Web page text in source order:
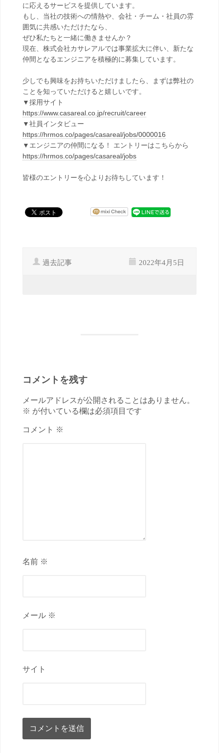
に応えるサービスを提供しています。
もし、当社の技術への情熱や、会社・チーム・社員の雰
囲気に共感いただけたなら、
ぜひ私たちと一緒に働きませんか？
現在、株式会社カサレアルでは事業拡大に伴い、新たな
仲間となるエンジニアを積極的に募集しています。
少しでも興味をお持ちいただけましたら、まずは弊社の
ことを知っていただけると嬉しいです。
▼採用サイト
https://www.casareal.co.jp/recruit/career
▼社員インタビュー
https://hrmos.co/pages/casareal/jobs/0000016
▼エンジニアの仲間になる！ エントリーはこちらから
https://hrmos.co/pages/casareal/jobs
皆様のエントリーを心よりお待ちしています！
過去記事 2022年4月5日
コメントを残す
メールアドレスが公開されることはありません。
※ が付いている欄は必須項目です
コメント ※
名前 ※
メール ※
サイト